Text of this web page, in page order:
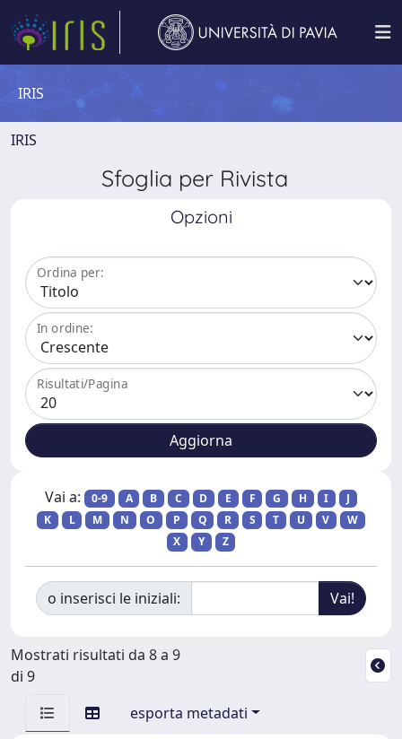
IRIS
IRIS
Sfoglia per Rivista
Opzioni
Ordina per:
In ordine:
Risultati/Pagina
Vai a: 0-9 A B C D E F G H I
J
K
L M N O P Q R S T U V
W
X
Y Z
o inserisci le iniziali:
Mostrati risultati da 8 a 9
di 9
esporta metadati